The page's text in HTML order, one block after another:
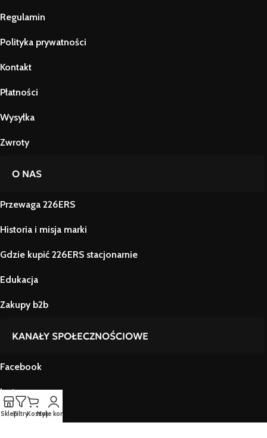
Regulamin
Polityka prywatności
Kontakt
Płatności
Wysyłka
Zwroty
O NAS
Przewaga 226ERS
Historia i misja marki
Gdzie kupić 226ERS stacjonarnie
Edukacja
Zakupy b2b
KANAŁY SPOŁECZNOŚCIOWE
Facebook
Instagram
SklepFiltryKoszykMoje konto